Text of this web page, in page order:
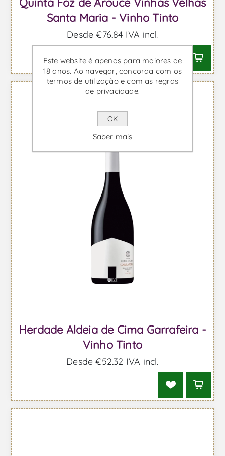
Santa Maria - Vinho Tinto
Desde €76,84 IVA incl.
Herdade Aldeia de Cima Garrafeira -
Vinho Tinto
Desde €52,32 IVA incl.
Este website é apenas para maiores de
18 anos. Ao navegar, concorda com os
termos de utilização e com as regras
de privacidade.
OK
Saber mais